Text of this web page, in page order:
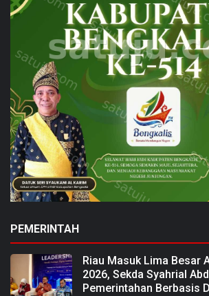
PEMERINTAH
Riau Masuk Lima Besar
2026, Sekda Syahrial
Pemerintahan Berbasis